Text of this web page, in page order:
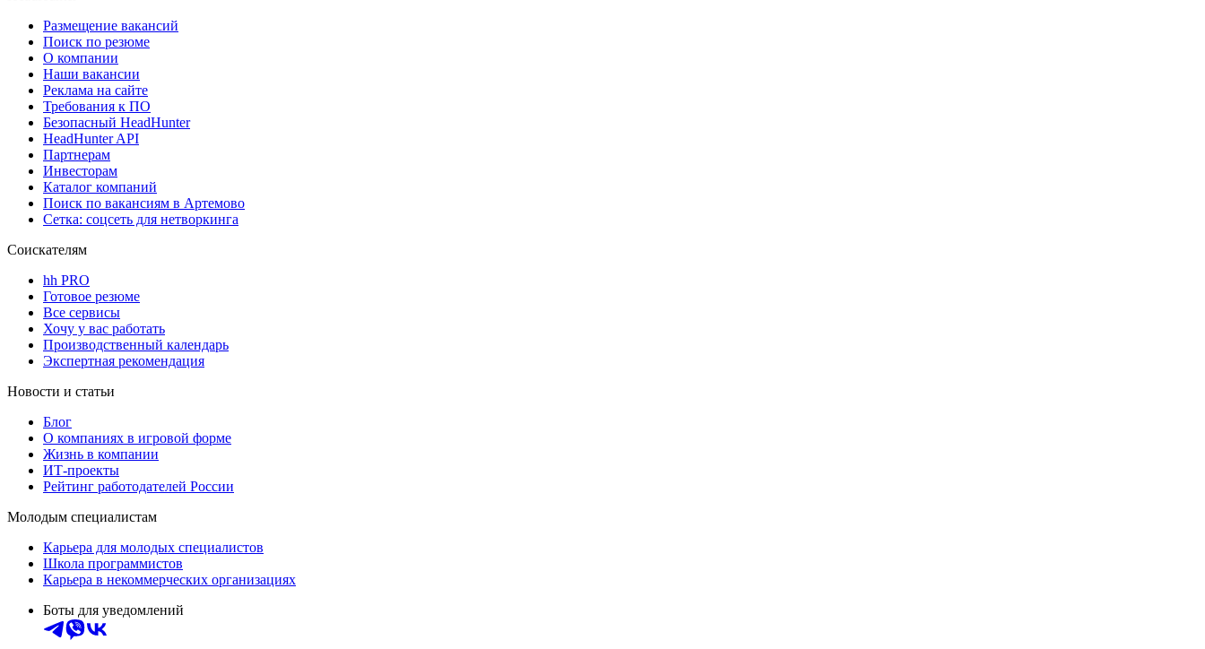
Размещение вакансий
Поиск по резюме
О компании
Наши вакансии
Реклама на сайте
Требования к ПО
Безопасный HeadHunter
HeadHunter API
Партнерам
Инвесторам
Каталог компаний
Поиск по вакансиям в Артемово
Сетка: соцсеть для нетворкинга
Соискателям
hh PRO
Готовое резюме
Все сервисы
Хочу у вас работать
Производственный календарь
Экспертная рекомендация
Новости и статьи
Блог
О компаниях в игровой форме
Жизнь в компании
ИТ-проекты
Рейтинг работодателей России
Молодым специалистам
Карьера для молодых специалистов
Школа программистов
Карьера в некоммерческих организациях
Боты для уведомлений